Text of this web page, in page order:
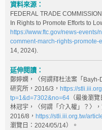
資料來源：
FEDERAL TRADE
In Rights to Promote Efforts to
https://www.ftc.gov/news-
comment-march-rights-promote-
14, 2024).
延伸閱讀：
鄭婷嫻，〈何謂拜杜法案「
研究所，2016/3， https://
tp=1&d=7302&no=64 （最後瀏
林冠宇，〈何謂「介入權」？〉
2016/8， https://stli.iii.org.tw/
瀏覽日：2024/05/14）。